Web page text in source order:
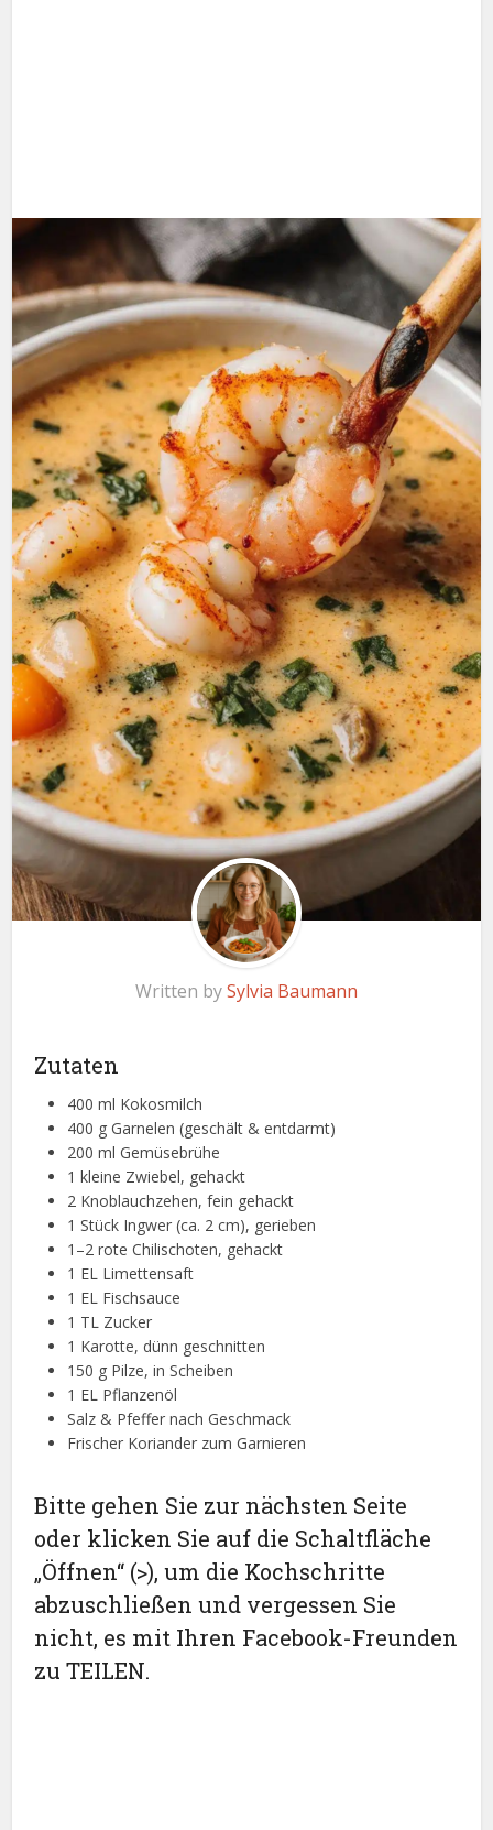
Written bySylvia Baumann
Zutaten
400 ml Kokosmilch
400 g Garnelen (geschält & entdarmt)
200 ml Gemüsebrühe
1 kleine Zwiebel, gehackt
2 Knoblauchzehen, fein gehackt
1 Stück Ingwer (ca. 2 cm), gerieben
1–2 rote Chilischoten, gehackt
1 EL Limettensaft
1 EL Fischsauce
1 TL Zucker
1 Karotte, dünn geschnitten
150 g Pilze, in Scheiben
1 EL Pflanzenöl
Salz & Pfeffer nach Geschmack
Frischer Koriander zum Garnieren
Bitte gehen Sie zur nächsten Seite
oder klicken Sie auf die Schaltfläche
„Öffnen“ (>), um die Kochschritte
abzuschließen und vergessen Sie
nicht, es mit Ihren Facebook-Freunden
zu TEILEN.